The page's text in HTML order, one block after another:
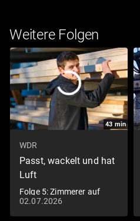
Weitere Folgen
43min
WDR
Passt, wackelt und hat
Luft
Folge 5: Zimmerer auf
Hawaii? Veit träumt vom
Auswandern
02.07.2026